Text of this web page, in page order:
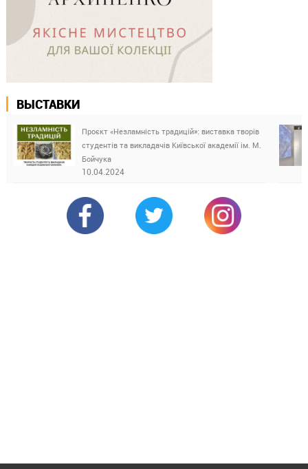
ВЫСТАВКИ
Проєкт «Незламність традицій»: виставка творів
студентів та викладачів Київської академії ім. М.
Бойчука
10.04.2024